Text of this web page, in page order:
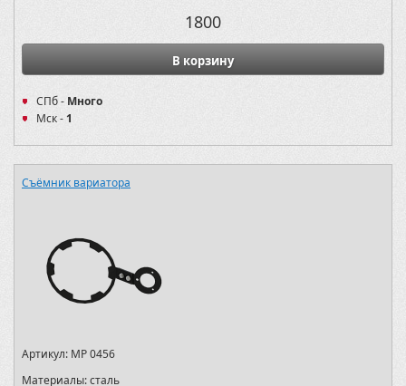
1800
В корзину
СПб - Много
Мск -1
Съёмник вариатора
Артикул: MP 0456
Материалы:сталь